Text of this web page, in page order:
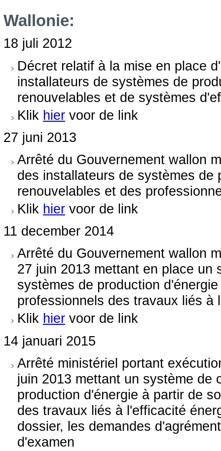
Wallonie:
18 juli 2012
Décret relatif à la mise en place
installateurs de systèmes de
renouvelables et de systèmes
Klik hier voor de link
27 juni 2013
Arrêté du Gouvernement wallon
des installateurs de systèmes de
renouvelables et des
Klik hier voor de link
11 december 2014
Arrêté du Gouvernement wallon
27 juin 2013 mettant en place
systèmes de production
professionnels des travaux liés à
Klik hier voor de link
14 januari 2015
Arrêté ministériel portant
juin 2013 mettant un système de
production d'énergie à partir de
des travaux liés à l'efficacité
dossier, les demandes
d'examen